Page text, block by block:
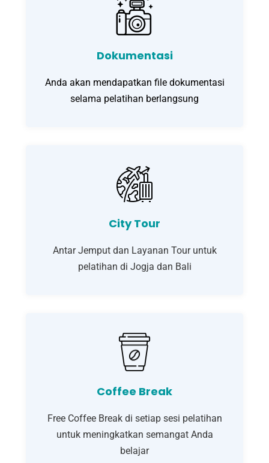
Dokumentasi
Anda akan mendapatkan file dokumentasi
selama pelatihan berlangsung
City Tour
Antar Jemput dan Layanan Tour untuk
pelatihan di Jogja dan Bali
Coffee Break
Free Coffee Break di setiap sesi pelatihan
untuk meningkatkan semangat Anda
belajar